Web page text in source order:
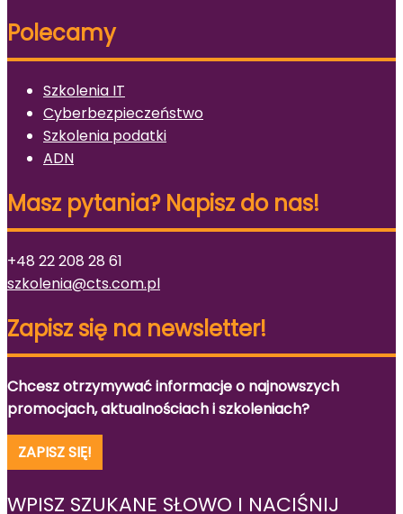
Polecamy
Szkolenia IT
Cyberbezpieczeństwo
Szkolenia podatki
ADN
Masz pytania? Napisz do nas!
+48 22 208 28 61
szkolenia@cts.com.pl
Zapisz się na newsletter!
Chcesz otrzymywać informacje o najnowszych
promocjach, aktualnościach i szkoleniach?
ZAPISZ SIĘ!
WPISZ SZUKANE SŁOWO I NACIŚNIJ